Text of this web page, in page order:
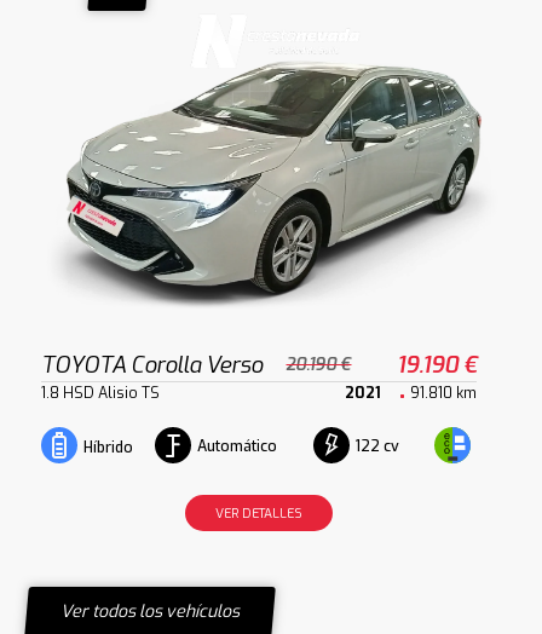
TOYOTA Corolla Verso 20.190 € 19.190 €
1.8 HSD Alisio TS 2021 91.810 km
Híbrido Automático 122 cv
VER DETALLES
Ver todos los vehículos